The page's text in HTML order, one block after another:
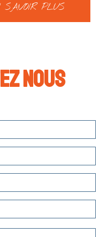
PLUS
nous